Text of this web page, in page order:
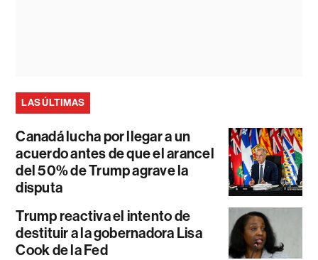
LAS ÚLTIMAS
Canadá lucha por llegar a un
acuerdo antes de que el arancel
del 50% de Trump agrave la
disputa
Trump reactiva el intento de
destituir a la gobernadora Lisa
Cook de la Fed